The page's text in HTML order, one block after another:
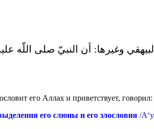
وغيرها‏:‏ أن النبيّ صلى اللّه
его Аллах и приветствует, говорил:
его слюны и его злословия /